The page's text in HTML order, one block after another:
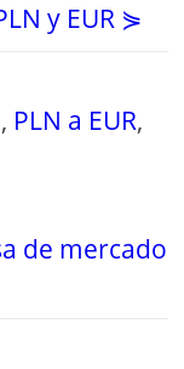
y EUR ⋟
, PLN a EUR,
de mercado